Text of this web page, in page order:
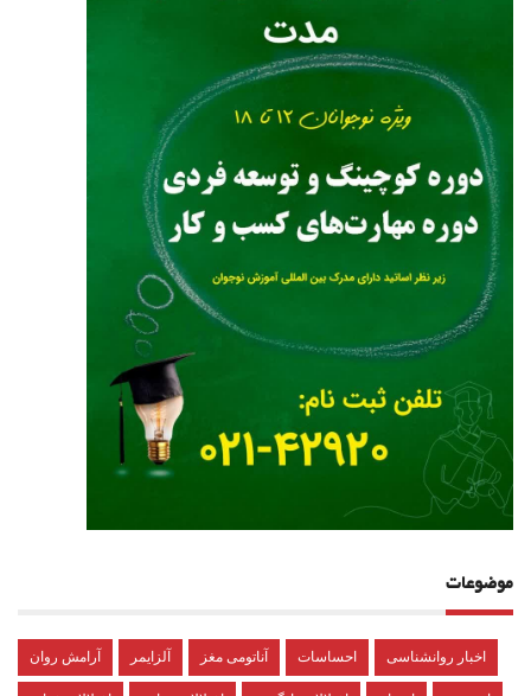
موضوعات
آرامش روان آلزایمر آناتومی مغز احساسات اخبار روانشناسی